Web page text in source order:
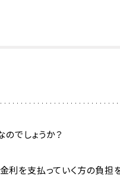
でしょうか？
利を支払っていく方の負担